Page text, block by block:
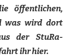
öffentlichen,
was wird dort
der StuRa-
ihr hier.